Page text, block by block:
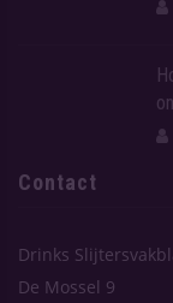
Contact
Drinks
De Mossel 9